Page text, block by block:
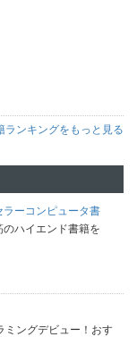
ランキングをもっと見る
ーコンピュータ書
ハイエンド書籍を
ミングデビュー！おす